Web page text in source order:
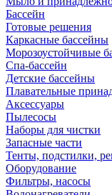
Бассейн
Готовые решения
Каркасные бассейны
Морозоустойчивые
Спа-бассейн
Детские бассейны
Плавательные
Аксессуары
Пылесосы
Наборы для чистки
Запасные части
Тенты, подстилки,
Оборудование
Фильтры, насосы